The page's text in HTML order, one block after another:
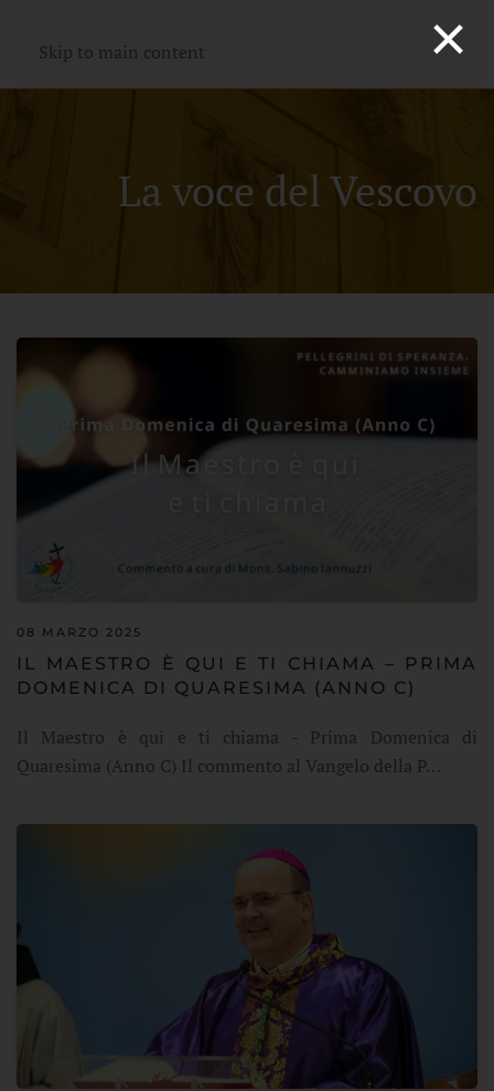
Skip to main content
La voce del Vescovo
08 MARZO 2025
IL MAESTRO È QUI E TI CHIAMA – PRIMA
DOMENICA DI QUARESIMA (ANNO C)
Il Maestro è qui e ti chiama - Prima Domenica di
Quaresima (Anno C) Il commento al Vangelo della P…
×